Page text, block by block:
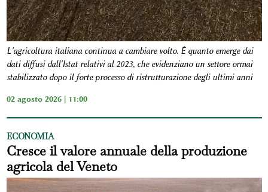
L'agricoltura italiana continua a cambiare volto. È quanto emerge dai
dati diffusi dall'Istat relativi al 2023, che evidenziano un settore ormai
stabilizzato dopo il forte processo di ristrutturazione degli ultimi anni
02 agosto 2026 | 11:00
ECONOMIA
Cresce il valore annuale della produzione
agricola del Veneto